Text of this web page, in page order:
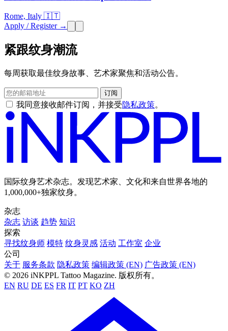
Rome, Italy 🇮🇹
Apply / Register →
紧跟纹身潮流
每周获取最佳纹身故事、艺术家聚焦和活动公告。
订阅
我同意接收邮件订阅，并接受隐私政策。
国际纹身艺术杂志。发现艺术家、文化和来自世界各地的
1,000,000+独家纹身。
杂志
杂志 访谈 趋势 知识
探索
寻找纹身师 模特 纹身灵感 活动 工作室 企业
公司
关于 服务条款 隐私政策 编辑政策 (EN) 广告政策 (EN)
© 2026 iNKPPL Tattoo Magazine. 版权所有。
EN RU DE ES FR IT PT KO ZH